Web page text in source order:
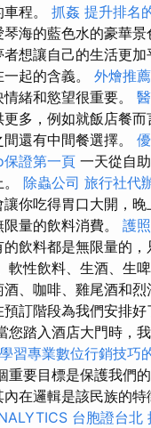
程。 抓姦 提升排名
海的藍色水的豪華
想讓自己的生活更
起的含義。 外燴推薦
緒和慾望很重要。
多，例如就飯店餐
還有中間餐選擇。
保證第一頁 一天從自
除蟲公司 旅行社代
你吃得胃口大開，
量的飲料消費。 護
飲料都是無限量的，
軟性飲料、生酒、生
、咖啡、雞尾酒和烈
訂階段為我們安排好
您踏入酒店大門時，
學習專業數位行銷技巧
重要目標是保護我們
在邏輯是該民族的
台胞證台北